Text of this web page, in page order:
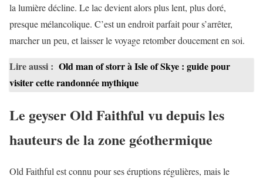
la lumière décline. Le lac devient alors plus lent, plus doré,
presque mélancolique. C’est un endroit parfait pour s’arrêter,
marcher un peu, et laisser le voyage retomber doucement en soi.
Lire aussi : Old man of storr à Isle of Skye : guide pour
visiter cette randonnée mythique
Le geyser Old Faithful vu depuis les
hauteurs de la zone géothermique
Old Faithful est connu pour ses éruptions régulières, mais le